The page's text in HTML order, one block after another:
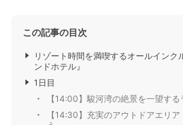
この記事の目次
リゾート時間を満喫するオールインク
ンドホテル』
1日目
【14:00】駿河湾の絶景を一望す
【14:30】充実のアウトドアエリ